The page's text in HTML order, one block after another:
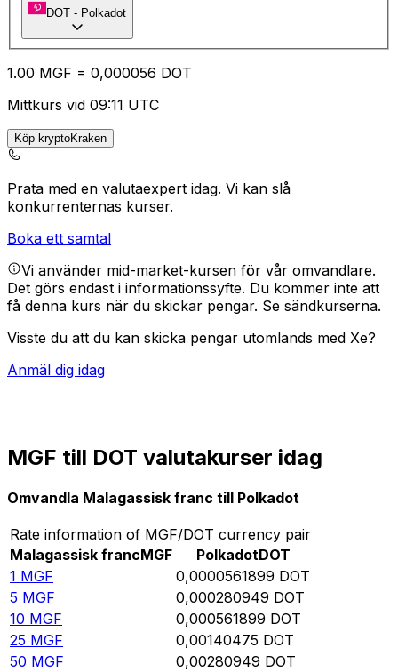
DOT - Polkadot
1.00 MGF = 0,000056 DOT
Mittkurs vid 09:11 UTC
Köp kryptoKraken
Prata med en valutaexpert idag. Vi kan slå
konkurrenternas kurser.
Boka ett samtal
Vi använder mid-market-kursen för vår omvandlare.
Det görs endast i informationssyfte. Du kommer inte att
få denna kurs när du skickar pengar. Se sändkurserna.
Visste du att du kan skicka pengar utomlands med Xe?
Anmäl dig idag
MGF till DOT valutakurser idag
Omvandla Malagassisk franc till Polkadot
Rate information of MGF/DOT currency pair
Malagassisk francMGF PolkadotDOT
1 MGF 0,0000561899 DOT
5 MGF 0,000280949 DOT
10 MGF 0,000561899 DOT
25 MGF 0,00140475 DOT
50 MGF 0,00280949 DOT